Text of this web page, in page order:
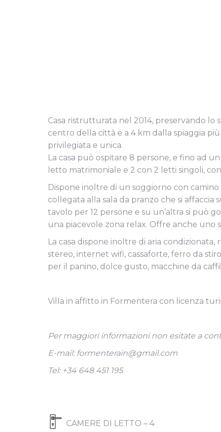
Casa ristrutturata nel 2014, preservando lo
centro della città e a 4 km dalla spiaggia
privilegiata e unica.
La casa può ospitare 8 persone, e fino ad
letto matrimoniale e 2 con 2 letti singoli,
Dispone inoltre di un soggiorno con
collegata alla sala da pranzo che si
tavolo per 12 persone e su un’altra si può
una piacevole zona relax. Offre anche uno
La casa dispone inoltre di aria
stereo, internet wifi, cassaforte, ferro da
per il panino, dolce gusto, macchine da
Villa in affitto in Formentera con licenza
Per maggiori informazioni non esitate a
E-mail: formenterain@gmail.com
Tel: +34 648 451 195
CAMERE DI LETTO – 4